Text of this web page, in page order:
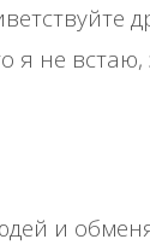
я не встаю,
и